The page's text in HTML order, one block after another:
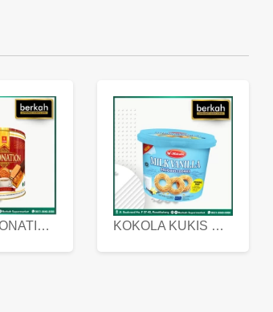
UBM CORONATION ASSORTED BISKUIT KALENG 450 GRAM KOKOLA KUKIS HYGIENIC MILK VANILLA PACK 320 GR